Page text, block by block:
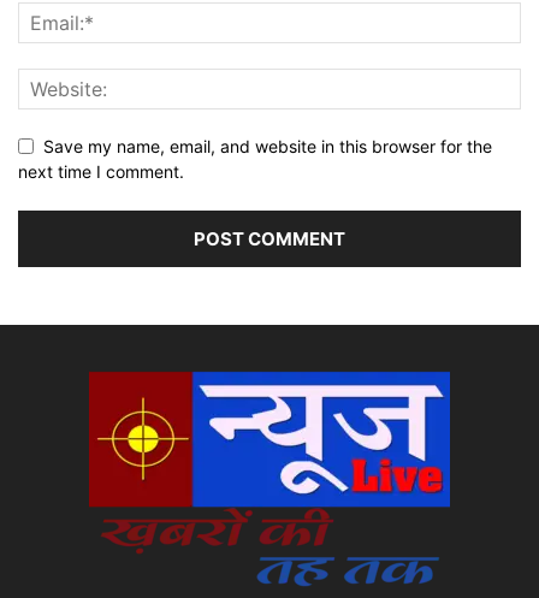
Save my name, email, and website in this browser for the
next time I comment.